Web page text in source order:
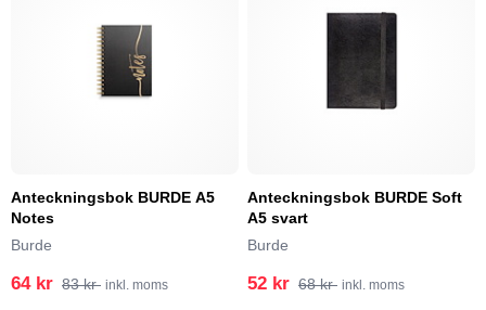
Anteckningsbok BURDE A5
Notes
Burde
64 kr 83 kr inkl. moms
Anteckningsbok BURDE Soft
A5 svart
Burde
52 kr 68 kr inkl. moms